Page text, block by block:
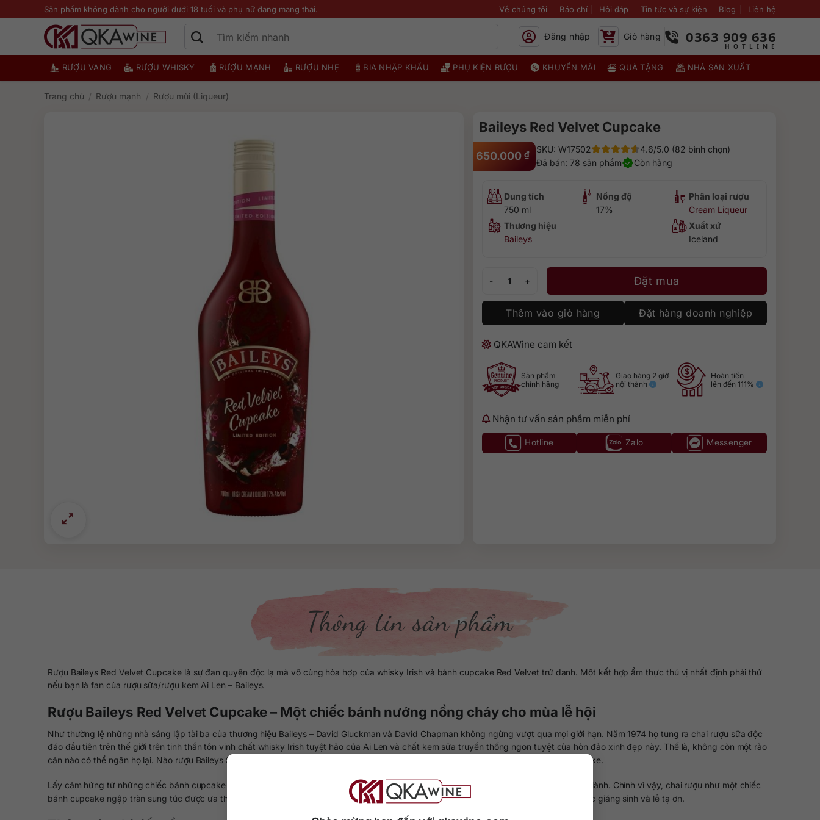
qua
Sản phẩm không dành cho người dưới 18 tuổi và phụ nữ đang mang thai. Về chúng tôi Báo chí Hỏi đáp Tin tức và sự kiện Blog Liên hệ
Đăng nhập Giỏ hàng 0363 909 636
RƯỢU VANG RƯỢU WHISKY RƯỢU MẠNH RƯỢU NHẸ BIA NHẬP KHẨU PHỤ KIỆN RƯỢU KHUYẾN MÃI QUÀ TẶNG NHÀ SẢN XUẤT
Trang chủ / Rượu mạnh / Rượu mùi (Liqueur)
Baileys Red Velvet Cupcake
650.000 ₫ SKU: W17502
4.6/5.0 (82 bình chọn)
Đã bán: 78 sản phẩm
Còn hàng
Dung tích
750 ml
Nồng độ
17%
Phân loại rượu
Cream Liqueur
Thương hiệu
Baileys
Xuất xứ
Iceland
Đặt mua
Thêm vào giỏ hàng Đặt hàng doanh nghiệp
QKAWine cam kết
Sản phẩm
chính hãng
Giao hàng 2 giờ
nội thành
Hoàn tiền
lên đến 111%
Nhận tư vấn sản phẩm miễn phí
Hotline Zalo Messenger
Thông tin sản phẩm
Rượu Baileys Red Velvet Cupcake là sự đan quyện độc lạ mà vô cùng hòa hợp của whisky Irish và bánh cupcake Red Velvet trứ danh. Một kết hợp ẩm thực thú vị nhất định phải thử
nếu bạn là fan của rượu sữa/rượu kem Ai Len – Baileys.
Rượu Baileys Red Velvet Cupcake – Một chiếc bánh nướng nồng cháy cho mùa lễ hội
Như thường lệ những nhà sáng lập tài ba của thương hiệu Baileys – David Gluckman và David Chapman không ngừng vượt qua mọi giới hạn. Năm 1974 họ tung ra chai rượu sữa độc
đáo đầu tiên trên thế giới trên tinh thần tôn vinh chất whisky Irish tuyệt hảo của Ai Len và chất kem sữa truyền thống ngon tuyệt của hòn đảo xinh đẹp này. Thế là, không còn một rào
cản nào có thể ngăn họ lại. Nào rượu Baileys Socola, Baileys caramel kem mặn, Baileys dâu tây và bây giờ sẽ là Baileys Red Velvet Cupcake.
Lấy cảm hứng từ những chiếc bánh cupcake đỏ tươi – Red Velvet – tượng trưng cho một sự vui mừng, lễ hội, những điều may mắn và tốt lành. Chính vì vậy, chai rượu như một chiếc
bánh cupcake ngập tràn sung túc được ưa thích ở rất nhiều nơi trên thế giới. Một số quốc gia nhất định phải có chai rượu này trên bàn tiệc giáng sinh và lễ tạ ơn.